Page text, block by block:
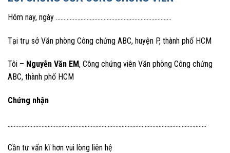
Hôm nay, ngày …………………………………………………………………
Tại trụ sở Văn phòng Công chứng ABC, huyện P, thành phố HCM
Tôi – Nguyễn Văn EM, Công chứng viên Văn phòng Công chứng
ABC, thành phố HCM
Chứng nhận
…………………………………………………………………………………………………………………
Cần tư vấn kĩ hơn vui lòng liên hệ